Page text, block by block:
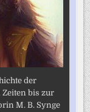
der
bis zur
M. B. Synge